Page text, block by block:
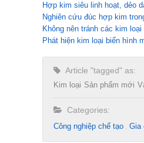
Hợp kim siêu linh hoạt, dẻo
Nghiên cứu đúc hợp kim
Không nên tránh các kim
Phát hiện kim loại biến hình
Article "tagged" as:
Kim loại Sản phẩm mới
Categories:
Công nghiệp chế tạo​ Gia